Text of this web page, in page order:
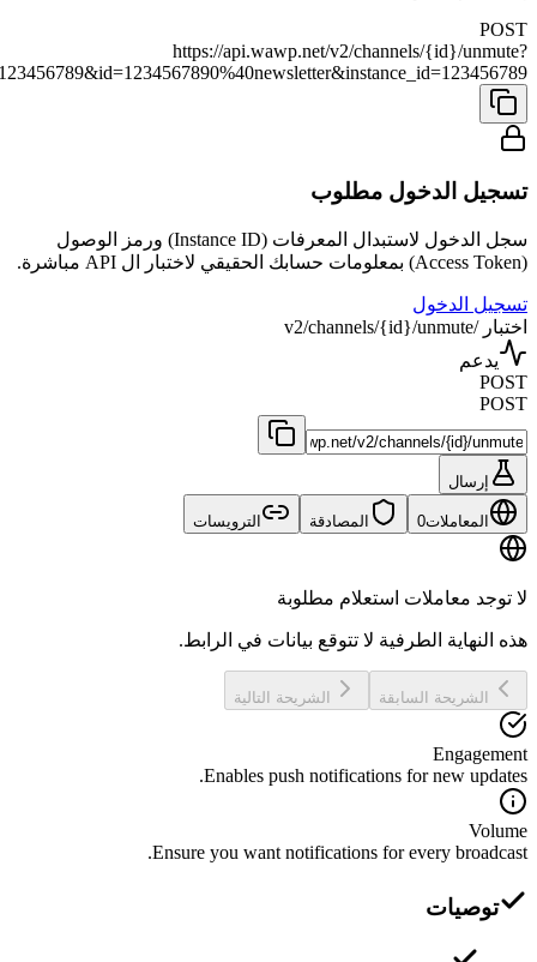
POST
https://api.wawp.net/v2/channels/{id}/unmute?
تسجيل الدخول مطلوب
سجل الدخول لاستبدال المعرفات (Instance ID) ورمز الوصول
(Access Token) بمعلومات حسابك الحقيقي لاختبار ال API مباشرة.
تسجيل الدخول
اختبار /v2/channels/{id}/unmute
يدعم
POST
POST
إرسال
المعاملات0 المصادقة الترويسات
لا توجد معاملات استعلام مطلوبة
هذه النهاية الطرفية لا تتوقع بيانات في الرابط.
الشريحة السابقة الشريحة التالية
Engagement
Enables push notifications for new updates.
Volume
Ensure you want notifications for every broadcast.
توصيات